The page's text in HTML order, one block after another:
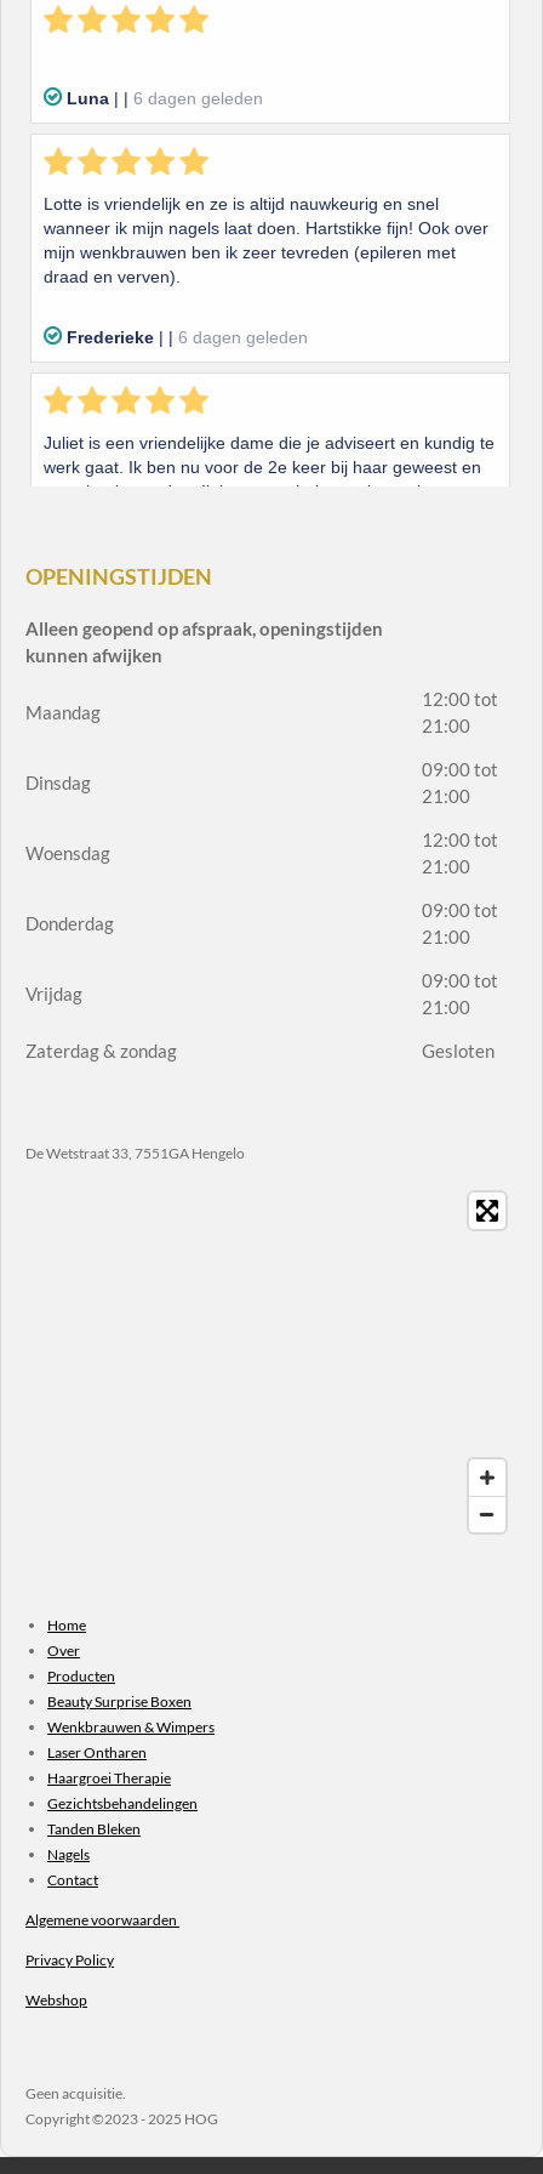
OPENINGSTIJDEN
Alleen geopend op afspraak, openingstijden
kunnen afwijken
Maandag
12:00 tot
21:00
Dinsdag
09:00 tot
21:00
Woensdag
12:00 tot
21:00
Donderdag
09:00 tot
21:00
Vrijdag
09:00 tot
21:00
Zaterdag & zondag
Gesloten
De Wetstraat 33, 7551GA Hengelo
Home
Over
Producten
Beauty Surprise Boxen
Wenkbrauwen & Wimpers
Laser Ontharen
Haargroei Therapie
Gezichtsbehandelingen
Tanden Bleken
Nagels
Contact
Algemene voorwaarden
Privacy Policy
Webshop
Geen acquisitie.
Copyright ©2023 - 2025 HOG